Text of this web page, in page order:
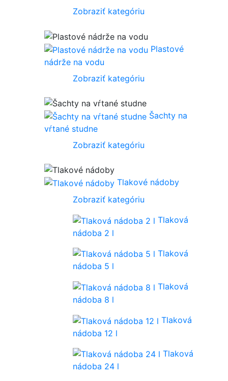
Zobraziť kategóriu
Plastové
nádrže na vodu
Zobraziť kategóriu
Šachty na
vŕtané studne
Zobraziť kategóriu
Tlakové nádoby
Zobraziť kategóriu
Tlaková
nádoba 2 l
Tlaková
nádoba 5 l
Tlaková
nádoba 8 l
Tlaková
nádoba 12 l
Tlaková
nádoba 24 l